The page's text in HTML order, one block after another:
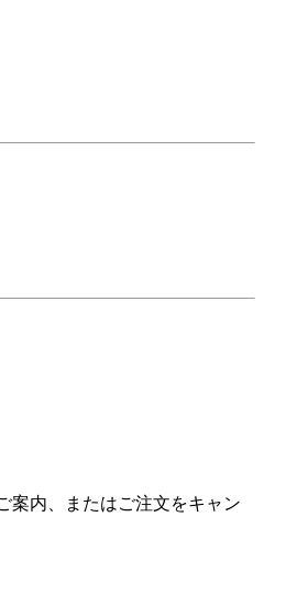
案内、またはご注文をキャン